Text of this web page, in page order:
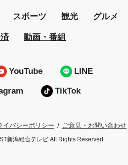
スポーツ 観光 グルメ
動画・番組
YouTube LINE
TikTok
イバシーポリシー ご意見・お問い合わせ
新潟総合テレビ All Rights Reserved.